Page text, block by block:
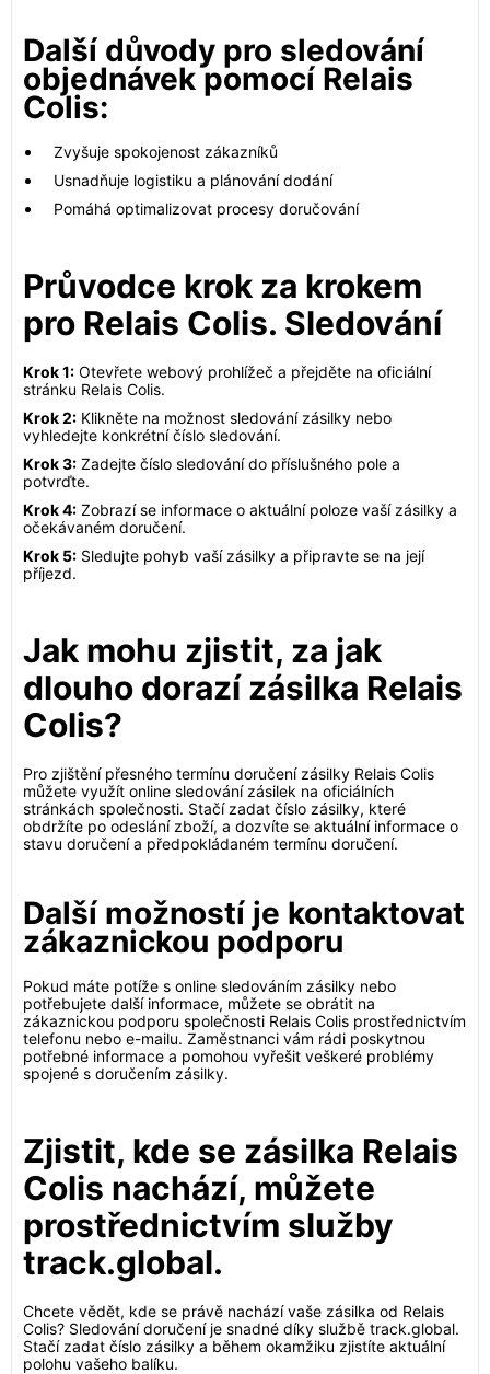
Další důvody pro sledování
objednávek pomocí Relais
Colis:
Zvyšuje spokojenost zákazníků
Usnadňuje logistiku a plánování dodání
Pomáhá optimalizovat procesy doručování
Průvodce krok za krokem
pro Relais Colis. Sledování
Krok 1: Otevřete webový prohlížeč a přejděte na oficiální
stránku Relais Colis.
Krok 2: Klikněte na možnost sledování zásilky nebo
vyhledejte konkrétní číslo sledování.
Krok 3: Zadejte číslo sledování do příslušného pole a
potvrďte.
Krok 4: Zobrazí se informace o aktuální poloze vaší zásilky a
očekávaném doručení.
Krok 5: Sledujte pohyb vaší zásilky a připravte se na její
příjezd.
Jak mohu zjistit, za jak
dlouho dorazí zásilka Relais
Colis?
Pro zjištění přesného termínu doručení zásilky Relais Colis
můžete využít online sledování zásilek na oficiálních
stránkách společnosti. Stačí zadat číslo zásilky, které
obdržíte po odeslání zboží, a dozvíte se aktuální informace o
stavu doručení a předpokládaném termínu doručení.
Další možností je kontaktovat
zákaznickou podporu
Pokud máte potíže s online sledováním zásilky nebo
potřebujete další informace, můžete se obrátit na
zákaznickou podporu společnosti Relais Colis prostřednictvím
telefonu nebo e-mailu. Zaměstnanci vám rádi poskytnou
potřebné informace a pomohou vyřešit veškeré problémy
spojené s doručením zásilky.
Zjistit, kde se zásilka Relais
Colis nachází, můžete
prostřednictvím služby
track.global.
Chcete vědět, kde se právě nachází vaše zásilka od Relais
Colis? Sledování doručení je snadné díky službě track.global.
Stačí zadat číslo zásilky a během okamžiku zjistíte aktuální
polohu vašeho balíku.